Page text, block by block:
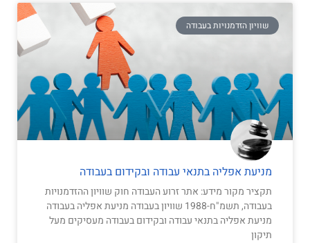
שוויון הזדמנויות בעבודה
מניעת אפליה בתנאי עבודה ובקידום בעבודה
תקציר מקור מידע: אתר זרוע העבודה ​חוק שוויון ההזדמנויות
בעבודה, תשמ"ח-1988 שוויון בעבודה מניעת אפליה בעבודה
מניעת אפליה בתנאי עבודה ובקידום בעבודה מעסיקים מעל
תיקון